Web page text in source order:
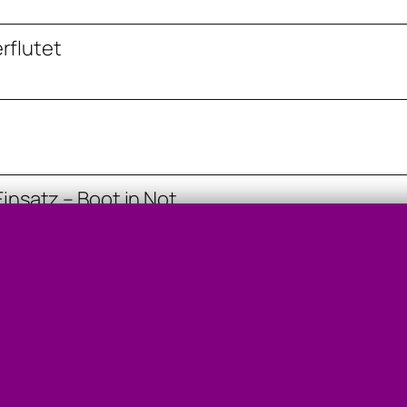
– Boot in Not